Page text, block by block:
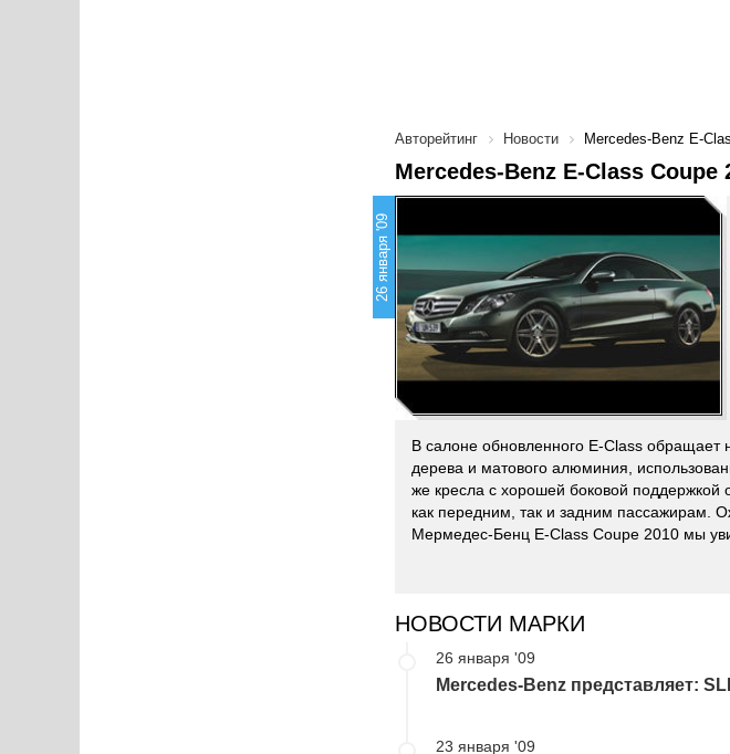
Авторейтинг Новости Mercedes-Benz E-
Mercedes-Benz E-Class
26 января '09
В салоне обновленного E-Class обращает
дерева и матового алюминия,
же кресла с хорошей боковой поддержкой
как передним, так и задним пассажирам.
Мермедес-Бенц E-Class Coupe 2010 мы
НОВОСТИ МАРКИ
26 января '09
Mercedes-Benz представляет:
23 января '09